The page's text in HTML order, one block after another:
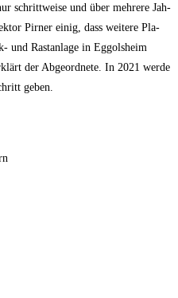
schritt­wei­se und über meh­re­re Jah­
Pir­ner einig, dass wei­te­re Pla­
und Rast­an­la­ge in Eggols­heim
der Abge­ord­ne­te. In 2021 wer­de
geben.